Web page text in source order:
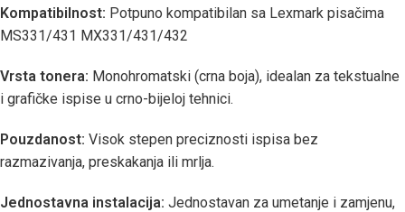
Kompatibilnost: Potpuno kompatibilan sa Lexmark pisačima
MS331/431 MX331/431/432
Vrsta tonera: Monohromatski (crna boja), idealan za tekstualne
i grafičke ispise u crno-bijeloj tehnici.
Pouzdanost: Visok stepen preciznosti ispisa bez
razmazivanja, preskakanja ili mrlja.
Jednostavna instalacija: Jednostavan za umetanje i zamjenu,